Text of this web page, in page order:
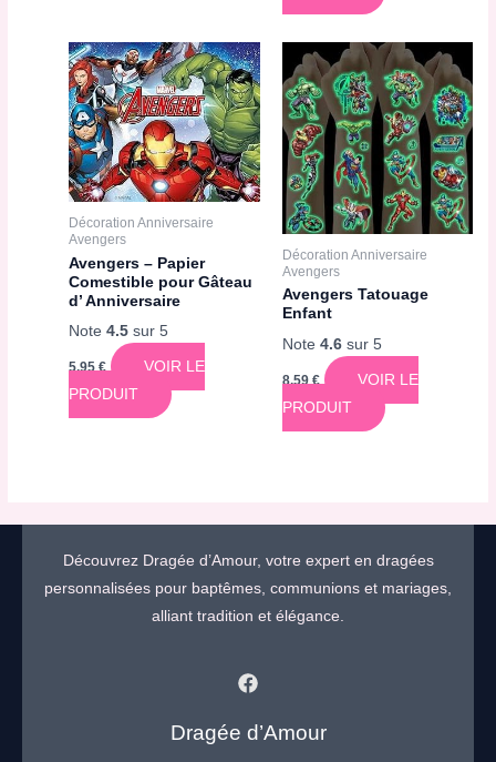
Décoration Anniversaire
Avengers
Avengers – Papier
Comestible pour Gâteau
d’ Anniversaire
Note4.5 sur 5
5,95€
VOIR LE
PRODUIT
Décoration Anniversaire
Avengers
Avengers Tatouage
Enfant
Note 4.6sur 5
8,59€
VOIR LE
PRODUIT
Découvrez Dragée d’Amour, votre expert en dragées
personnalisées pour baptêmes, communions et mariages,
alliant tradition et élégance.
Dragée d’Amour